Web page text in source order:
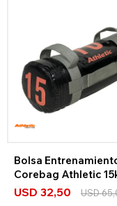
Bolsa
Corebag Athletic
USD 32,50 USD